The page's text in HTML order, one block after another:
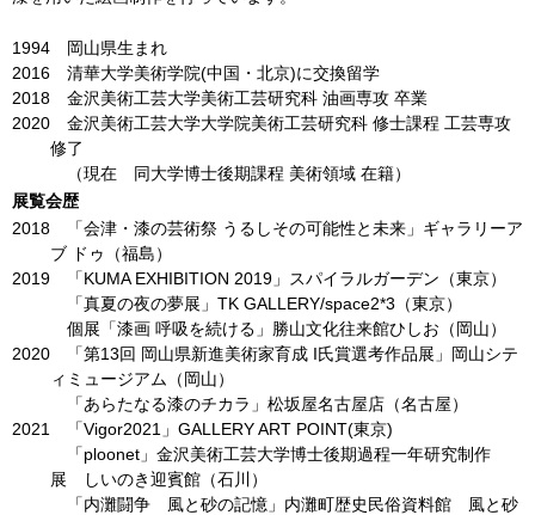
1994 岡山県生まれ
2016 清華大学美術学院(中国・北京)に交換留学
2018 金沢美術工芸大学美術工芸研究科 油画専攻 卒業
2020 金沢美術工芸大学大学院美術工芸研究科 修士課程 工芸専攻
修了
（現在 同大学博士後期課程 美術領域 在籍）
展覧会歴
2018 「会津・漆の芸術祭 うるしその可能性と未来」ギャラリーア
ブ ドゥ（福島）
2019 「KUMA EXHIBITION 2019」スパイラルガーデン（東京）
「真夏の夜の夢展」TK GALLERY/space2*3（東京）
個展「漆画 呼吸を続ける」勝山文化往来館ひしお（岡山）
2020 「第13回 岡山県新進美術家育成 I氏賞選考作品展」岡山シテ
ィミュージアム（岡山）
「あらたなる漆のチカラ」松坂屋名古屋店（名古屋）
2021
「Vigor2021」GALLERY ART POINT(東京)
「ploonet」金沢美術工芸大学博士後期過程一年研究制作
展 しいのき迎賓館（石川）
「内灘闘争 風と砂の記憶」内灘町歴史民俗資料館 風と砂